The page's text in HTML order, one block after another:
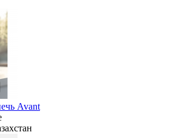
Avant